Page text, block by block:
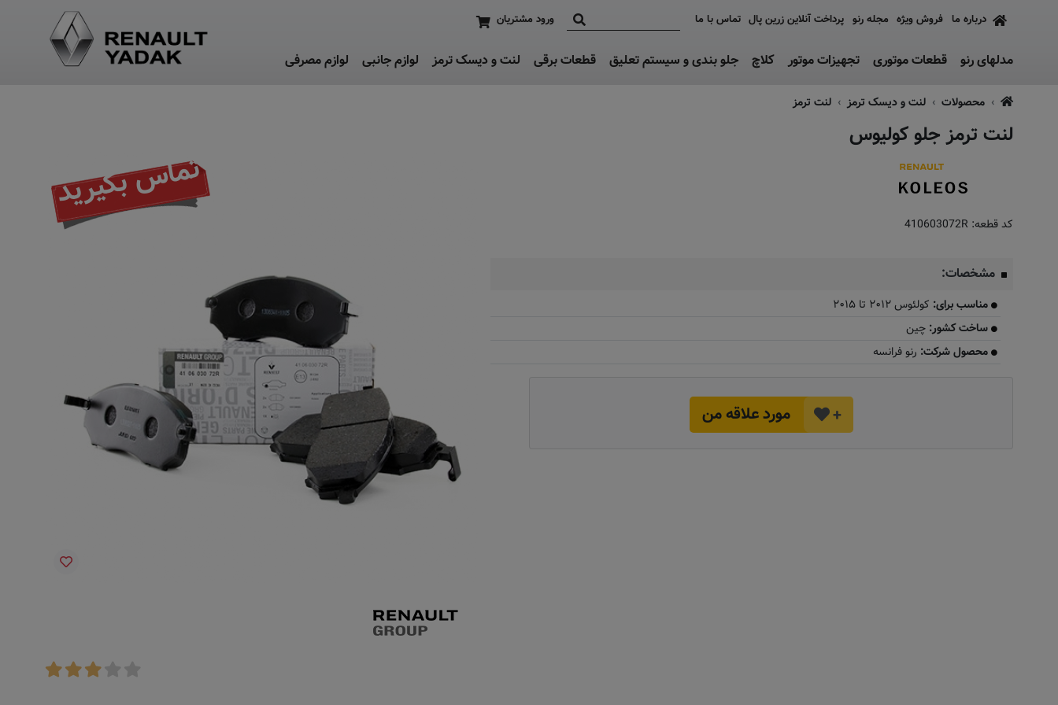
درباره ما فروش ویژه مجله رنو پرداخت آنلاین زرین پال تماس با ما ورود مشتریان
مدلهای رنو قطعات موتوری تجهیزات موتور کلاچ جلو بندی و سیستم تعلیق قطعات برقی لنت و دیسک ترمز لوازم جانبی لوازم مصرفی
محصولات لنت و دیسک ترمز لنت ترمز
لنت ترمز جلو کولیوس
تماس بگیرید
کد قطعه: 410603072R
مشخصات:
مناسب برای: کولئوس ۲۰۱۲ تا ۲۰۱۵
ساخت کشور: چین
محصول شرکت: رنو فرانسه
+ مورد علاقه من